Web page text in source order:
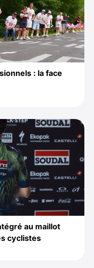
: la face
au maillot
cyclistes